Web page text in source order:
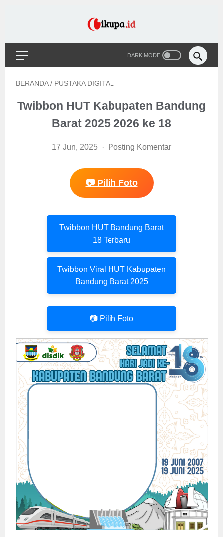
BERANDA / PUSTAKA DIGITAL
Twibbon HUT Kabupaten Bandung
Barat 2025 2026 ke 18
17 Jun, 2025 Posting Komentar
📷 Pilih Foto
Twibbon HUT Bandung Barat
18 Terbaru
Twibbon Viral HUT Kabupaten
Bandung Barat 2025
📷 Pilih Foto